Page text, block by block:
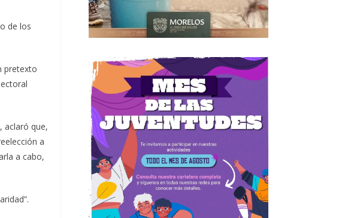
de los
pretexto
aclaró que,
a
a cabo,